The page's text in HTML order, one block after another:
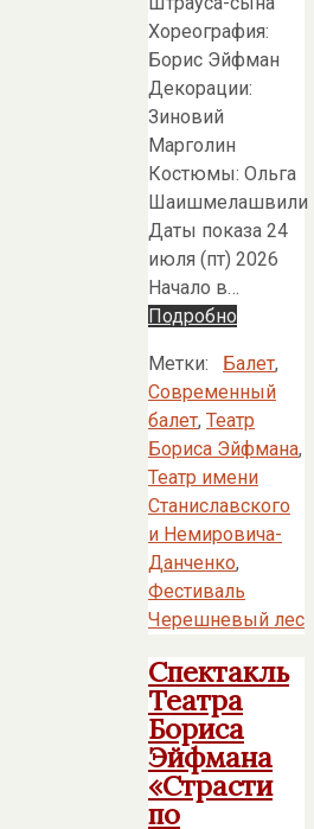
Хореография:
Борис Эйфман
Декорации:
Зиновий
Марголин
Костюмы: Ольга
Шаишмелашвили
Даты показа 24
июля (пт) 2026
Начало в…
Подробно
Метки: Балет,
Современный
балет, Театр
Бориса Эйфмана,
Театр имени
Станиславского
и Немировича-
Данченко,
Фестиваль
Черешневый лес
Спектакль
Театра
Бориса
Эйфмана
«Страсти
по